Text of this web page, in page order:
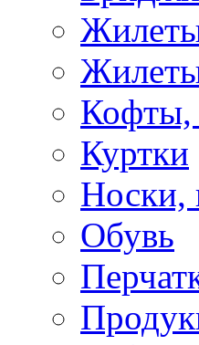
Кофты,
Куртки
Носки,
Обувь